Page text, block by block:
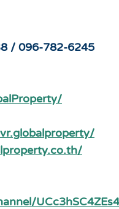
/ 096-782-6245